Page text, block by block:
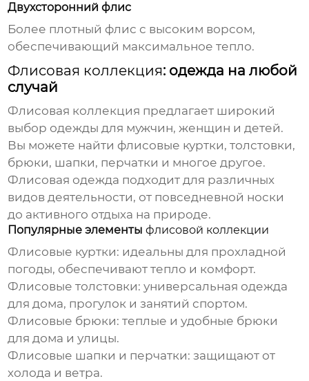
Двухсторонний флис
Более плотный флис с высоким ворсом,
обеспечивающий максимальное тепло.
Флисовая коллекция: одежда на любой
случай
Флисовая коллекция предлагает широкий
выбор одежды для мужчин, женщин и детей.
Вы можете найти флисовые куртки, толстовки,
брюки, шапки, перчатки и многое другое.
Флисовая одежда подходит для различных
видов деятельности, от повседневной носки
до активного отдыха на природе.
Популярные элементыфлисовой коллекции
Флисовые куртки: идеальны для прохладной
погоды, обеспечивают тепло и комфорт.
Флисовые толстовки: универсальная одежда
для дома, прогулок и занятий спортом.
Флисовые брюки: теплые и удобные брюки
для дома и улицы.
Флисовые шапки и перчатки: защищают от
холода и ветра.